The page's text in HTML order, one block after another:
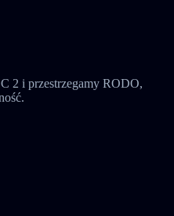
2 i przestrzegamy RODO,